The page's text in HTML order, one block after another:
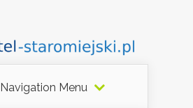
Navigation Menu